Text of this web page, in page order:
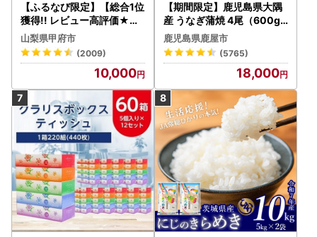
【ふるなび限定】【総合1位
獲得!! レビュー高評価★】
〈2026年度配送分〉山梨
県産 シャインマスカット 2
～3房（1.0kg以上）シャイ
ン フルーツ FN-Limited-S
P
山梨県甲府市
(2009)
10,000
【期間限定】鹿児島県大隅
産 うなぎ蒲焼 4尾（600g
） KN007-004-04-cp18
うなぎ 鰻 魚 惣菜 総菜
鹿児島県鹿屋市
(5765)
18,000